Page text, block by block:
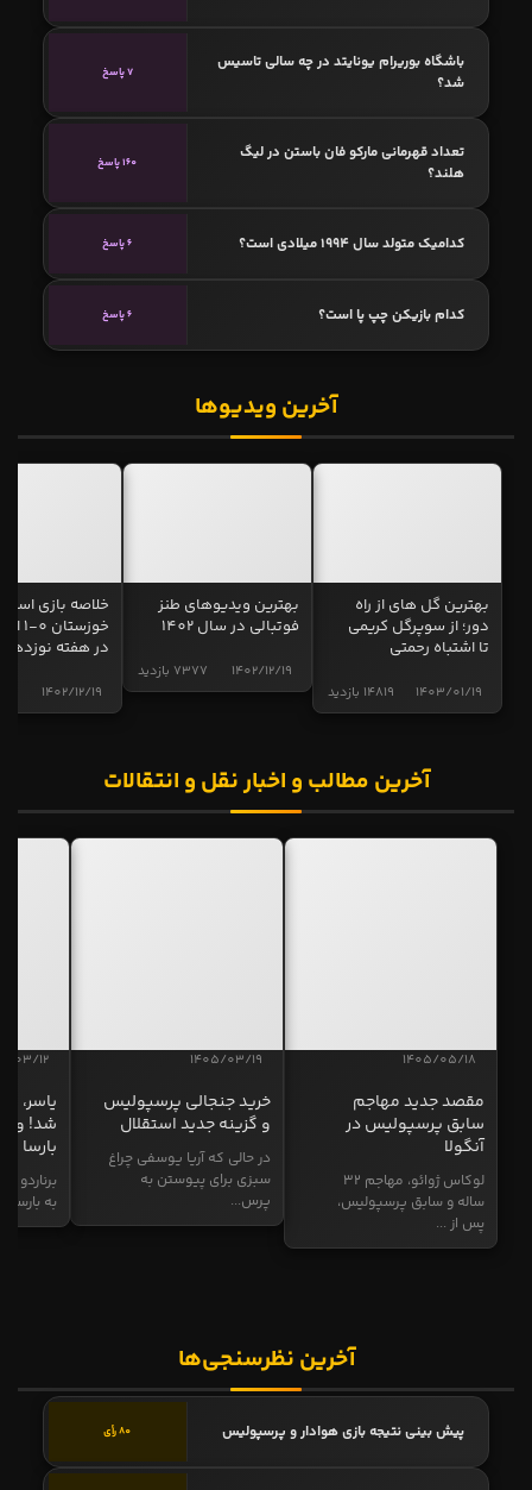
باشگاه بوریرام یونایتد در چه سالی تاسیس
شد؟
7 پاسخ
تعداد قهرمانی مارکو فان باستن در لیگ
هلند؟
160 پاسخ
کدامیک متولد سال 1994 میلادی است؟ 6 پاسخ
کدام بازیکن چپ پا است؟ 6 پاسخ
آخرین ویدیوها
بهترین گل های از راه
دور؛ از سوپرگل کریمی
تا اشتباه رحمتی
14819 بازدید 1403/01/19
بهترین ویدیوهای طنز
فوتبالی در سال 1402
7377 بازدید 1402/12/19
خلاصه بازی
در هفته نوزدهم
1402/12/19
آخرین مطالب و اخبار نقل و انتقالات
1405/05/18
مقصد جدید مهاجم
سابق پرسپولیس در
آنگولا
لوکاس ژوائو، مهاجم ۳۲
ساله و سابق پرسپولیس،
پس از ...
1405/03/19
خرید جنجالی پرسپولیس
و گزینه جدید استقلال
در حالی که آریا یوسفی چراغ
سبزی برای پیوستن به
پرس...
03/12
یاسر،
شد! و
بارسا
برناردو
به بارسا
آخرین نظرسنجی‌ها
پیش بینی نتیجه بازی هوادار و پرسپولیس 80 رأی